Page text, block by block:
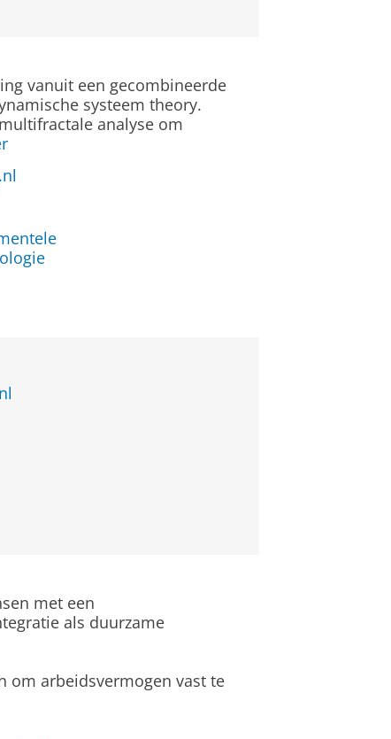
vanuit een gecombineerde
systeem theory.
analyse om
met een
als duurzame
om arbeidsvermogen vast te